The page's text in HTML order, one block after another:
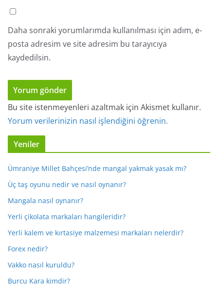
Daha sonraki yorumlarımda kullanılması için adım, e-
posta adresim ve site adresim bu tarayıcıya
kaydedilsin.
Bu site istenmeyenleri azaltmak için Akismet kullanır.
Yorum verilerinizin nasıl işlendiğini öğrenin.
Yeniler
Ümraniye Millet Bahçesi’nde mangal yakmak yasak mı?
Üç taş oyunu nedir ve nasıl oynanır?
Mangala nasıl oynanır?
Yerli çikolata markaları hangileridir?
Yerli kalem ve kırtasiye malzemesi markaları nelerdir?
Forex nedir?
Vakko nasıl kuruldu?
Burcu Kara kimdir?